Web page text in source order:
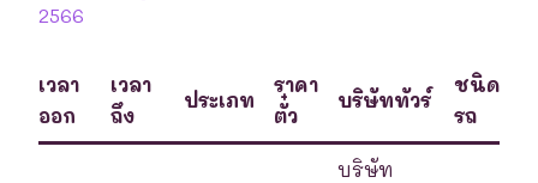
2566
เวลา
ออก
เวลา
ถึง
ประเภท
ราคา
ตั๋ว
บริษัททัวร์
ชนิด
รถ
บริษัท